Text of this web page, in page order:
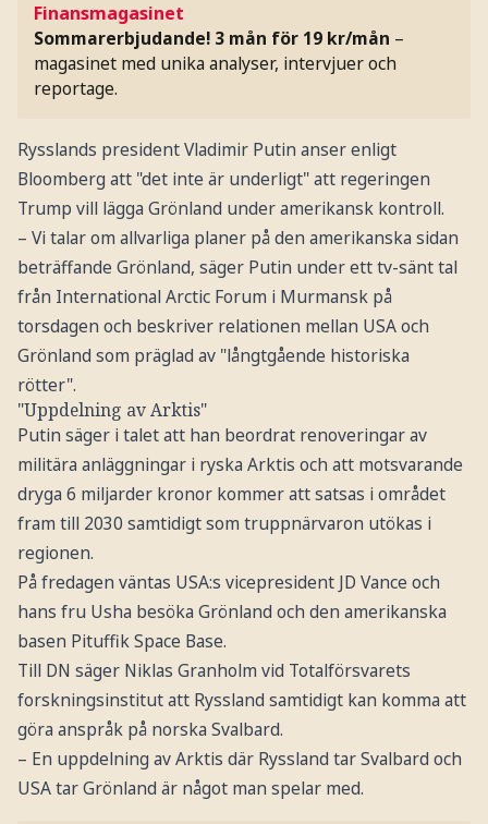
Finansmagasinet
Sommarerbjudande! 3 mån för 19 kr/mån –
magasinet med unika analyser, intervjuer och
reportage.
Rysslands president Vladimir Putin anser enligt
Bloomberg att "det inte är underligt" att regeringen
Trump vill lägga Grönland under amerikansk kontroll.
– Vi talar om allvarliga planer på den amerikanska sidan
beträffande Grönland, säger Putin under ett tv-sänt tal
från International Arctic Forum i Murmansk på
torsdagen och beskriver relationen mellan USA och
Grönland som präglad av "långtgående historiska
rötter".
"Uppdelning av Arktis"
Putin säger i talet att han beordrat renoveringar av
militära anläggningar i ryska Arktis och att motsvarande
dryga 6 miljarder kronor kommer att satsas i området
fram till 2030 samtidigt som truppnärvaron utökas i
regionen.
På fredagen väntas USA:s vicepresident JD Vance och
hans fru Usha besöka Grönland och den amerikanska
basen Pituffik Space Base.
Till DN säger Niklas Granholm vid Totalförsvarets
forskningsinstitut att Ryssland samtidigt kan komma att
göra anspråk på norska Svalbard.
– En uppdelning av Arktis där Ryssland tar Svalbard och
USA tar Grönland är något man spelar med.